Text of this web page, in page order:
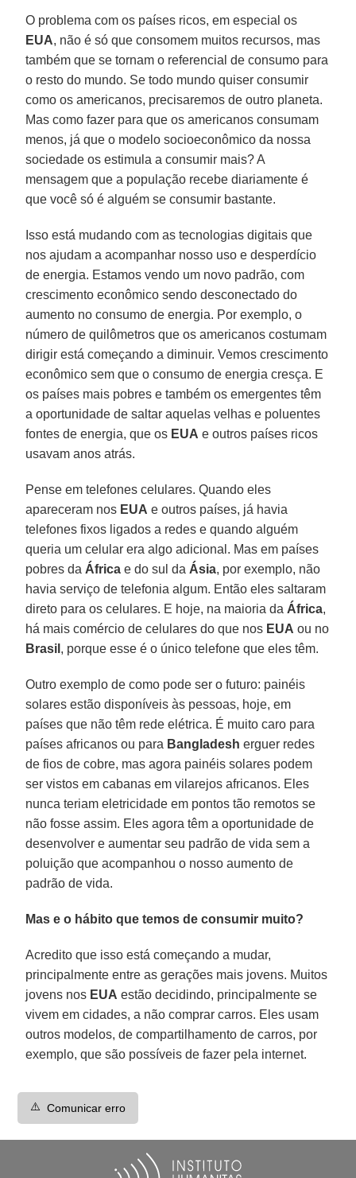
O problema com os países ricos, em especial os
EUA, não é só que consomem muitos recursos, mas
também que se tornam o referencial de consumo para
o resto do mundo. Se todo mundo quiser consumir
como os americanos, precisaremos de outro planeta.
Mas como fazer para que os americanos consumam
menos, já que o modelo socioeconômico da nossa
sociedade os estimula a consumir mais? A
mensagem que a população recebe diariamente é
que você só é alguém se consumir bastante.
Isso está mudando com as tecnologias digitais que
nos ajudam a acompanhar nosso uso e desperdício
de energia. Estamos vendo um novo padrão, com
crescimento econômico sendo desconectado do
aumento no consumo de energia. Por exemplo, o
número de quilômetros que os americanos costumam
dirigir está começando a diminuir. Vemos crescimento
econômico sem que o consumo de energia cresça. E
os países mais pobres e também os emergentes têm
a oportunidade de saltar aquelas velhas e poluentes
fontes de energia, que os EUA e outros países ricos
usavam anos atrás.
Pense em telefones celulares. Quando eles
apareceram nos EUA e outros países, já havia
telefones fixos ligados a redes e quando alguém
queria um celular era algo adicional. Mas em países
pobres da África e do sul da Ásia, por exemplo, não
havia serviço de telefonia algum. Então eles saltaram
direto para os celulares. E hoje, na maioria da África,
há mais comércio de celulares do que nos EUA ou no
Brasil , porque esse é o único telefone que eles têm.
Outro exemplo de como pode ser o futuro: painéis
solares estão disponíveis às pessoas, hoje, em
países que não têm rede elétrica. É muito caro para
países africanos ou para Bangladesh erguer redes
de fios de cobre, mas agora painéis solares podem
ser vistos em cabanas em vilarejos africanos. Eles
nunca teriam eletricidade em pontos tão remotos se
não fosse assim. Eles agora têm a oportunidade de
desenvolver e aumentar seu padrão de vida sem a
poluição que acompanhou o nosso aumento de
padrão de vida.
Mas e o hábito que temos de consumir muito?
Acredito que isso está começando a mudar,
principalmente entre as gerações mais jovens. Muitos
jovens nos EUA estão decidindo, principalmente se
vivem em cidades, a não comprar carros. Eles usam
outros modelos, de compartilhamento de carros, por
exemplo, que são possíveis de fazer pela internet.
⚠️ Comunicar erro